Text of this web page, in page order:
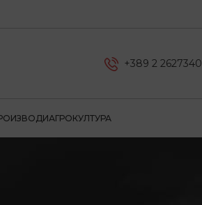
+389 2 2627340
АГРОКУЛТУРА